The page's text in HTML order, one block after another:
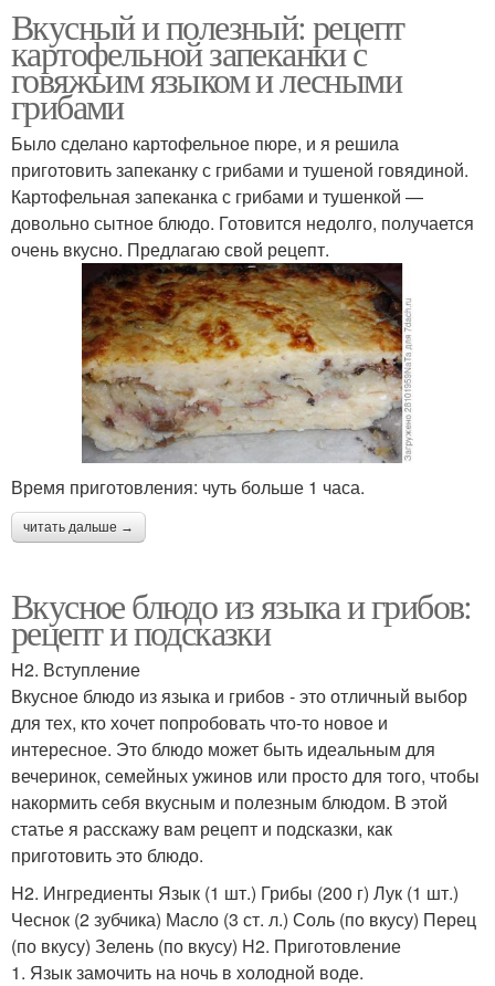
Вкусный и полезный: рецепт
картофельной запеканки с
говяжьим языком и лесными
грибами
Было сделано картофельное пюре, и я решила
приготовить запеканку с грибами и тушеной говядиной.
Картофельная запеканка с грибами и тушенкой —
довольно сытное блюдо. Готовится недолго, получается
очень вкусно. Предлагаю свой рецепт.
Время приготовления: чуть больше 1 часа.
читать дальше →
Вкусное блюдо из языка и грибов:
рецепт и подсказки
H2. Вступление
Вкусное блюдо из языка и грибов - это отличный выбор
для тех, кто хочет попробовать что-то новое и
интересное. Это блюдо может быть идеальным для
вечеринок, семейных ужинов или просто для того, чтобы
накормить себя вкусным и полезным блюдом. В этой
статье я расскажу вам рецепт и подсказки, как
приготовить это блюдо.
H2. Ингредиенты Язык (1 шт.) Грибы (200 г) Лук (1 шт.)
Чеснок (2 зубчика) Масло (3 ст. л.) Соль (по вкусу) Перец
(по вкусу) Зелень (по вкусу) H2. Приготовление
1. Язык замочить на ночь в холодной воде.